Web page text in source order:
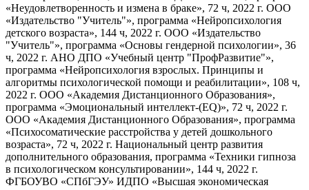
«Неудовлетворенность и измена в браке», 72 ч, 2022 г. ООО
«Издательство "Учитель"», программа «Нейропсихология
детского возраста», 144 ч, 2022 г. ООО «Издательство
"Учитель"», программа «Основы гендерной психологии», 36
ч, 2022 г. АНО ДПО «Учебный центр "ПрофРазвитие"»,
программа «Нейропсихология взрослых. Принципы и
алгоритмы психологической помощи и реабилитации», 108 ч,
2022 г. ООО «Академия Дистанционного Образования»,
программа «Эмоциональный интеллект-(EQ)», 72 ч, 2022 г.
ООО «Академия Дистанционного Образования», программа
«Психосоматические расстройства у детей дошкольного
возраста», 72 ч, 2022 г. Национальный центр развития
дополнительного образования, программа «Техники гипноза
в психологическом консультировании», 144 ч, 2022 г.
ФГБОУВО «СПбГЭУ» ИДПО «Высшая экономическая